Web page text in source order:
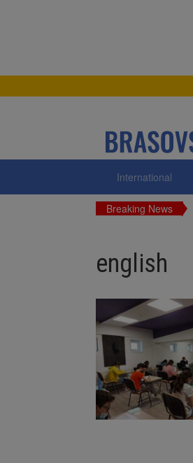
International
Breaking News
english